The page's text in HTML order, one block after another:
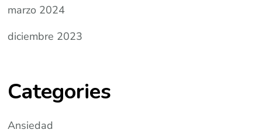
marzo 2024
diciembre 2023
Categories
Ansiedad